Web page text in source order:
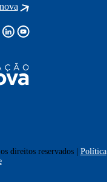
direitos reservados | Política